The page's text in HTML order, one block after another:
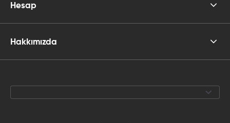
Hesap
Hakkımızda